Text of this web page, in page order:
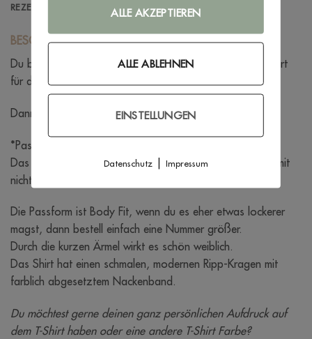
REZENSIONEN (0)
BESCHREIBUNG
Du bist auf der Suche nach einem außergewöhnlichen Shirt
für die coolste Tante der Welt?
Dann ist dieses Shirt genau das Richtige.
*Passform:*
Das Rundhals-T-Shirt hat eine moderne Länge und ist somit
nicht zu kurz geschnitten.
Die Passform ist Body Fit, wenn du es eher etwas lockerer
magst, dann bestell einfach eine Nummer größer.
Durch die kurzen Ärmel wirkt es schön weiblich.
Das Shirt hat einen schmalen, modernen Ripp-Kragen mit
farblich abgesetztem Nackenband.
Du möchtest gerne deinen ganz persönlichen Aufdruck auf
dem T-Shirt haben oder eine andere T-Shirt Farbe?
ALLE AKZEPTIEREN
ALLE ABLEHNEN
EINSTELLUNGEN
Datenschutz| Impressum